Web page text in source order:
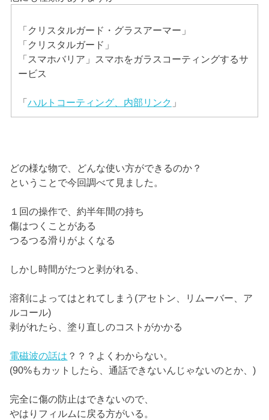
「クリスタルガード・グラスアーマー」
「クリスタルガード」
「スマホバリア」スマホをガラスコーティングするサ
ービス
「ハルトコーティング、内部リンク 」
どの様な物で、どんな使い方ができるのか？
ということで今回調べて見ました。
１回の操作で、約半年間の持ち
傷はつくことがある
つるつる滑りがよくなる
しかし時間がたつと剥がれる、
溶剤によってはとれてしまう(アセトン、リムーバー、ア
ルコール)
剥がれたら、塗り直しのコストがかかる
電磁波の話は ？？？よくわからない。
(90%もカットしたら、通話できないんじゃないのとか、)
完全に傷の防止はできないので、
やはりフィルムに戻る方がいる。